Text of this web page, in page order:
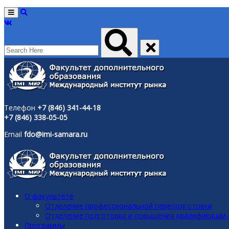
Menu
Телефон +7 (846) 341-44-18
+7 (846) 338-05-05
Email fdo@imi-samara.ru
О факультете
Отделение профессиональной переподготовки
Отделение подготовки и повышения квалификации
Программы